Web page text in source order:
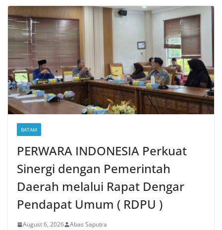
BATAM
PERWARA INDONESIA Perkuat
Sinergi dengan Pemerintah
Daerah melalui Rapat Dengar
Pendapat Umum ( RDPU )
August 6, 2026 Abas Saputra